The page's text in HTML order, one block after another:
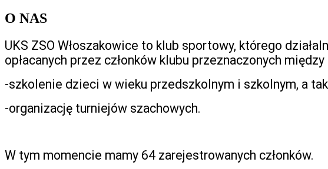
O NAS
UKS ZSO Włoszakowice to klub sportowy, którego
opłacanych przez członków klubu przeznaczonych między
-szkolenie dzieci w wieku przedszkolnym i szkolnym, a
-organizację turniejów szachowych.
W tym momencie mamy 64 zarejestrowanych członków.